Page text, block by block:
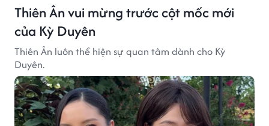
Thiên Ân vui mừng trước cột mốc mới
của Kỳ Duyên
Thiên Ân luôn thể hiện sự quan tâm dành cho Kỳ
Duyên.